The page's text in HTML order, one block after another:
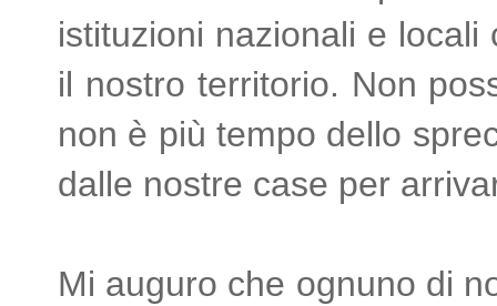
istituzioni nazionali e
il nostro territorio. Non
non è più tempo dello
dalle nostre case per
Mi auguro che ognuno di